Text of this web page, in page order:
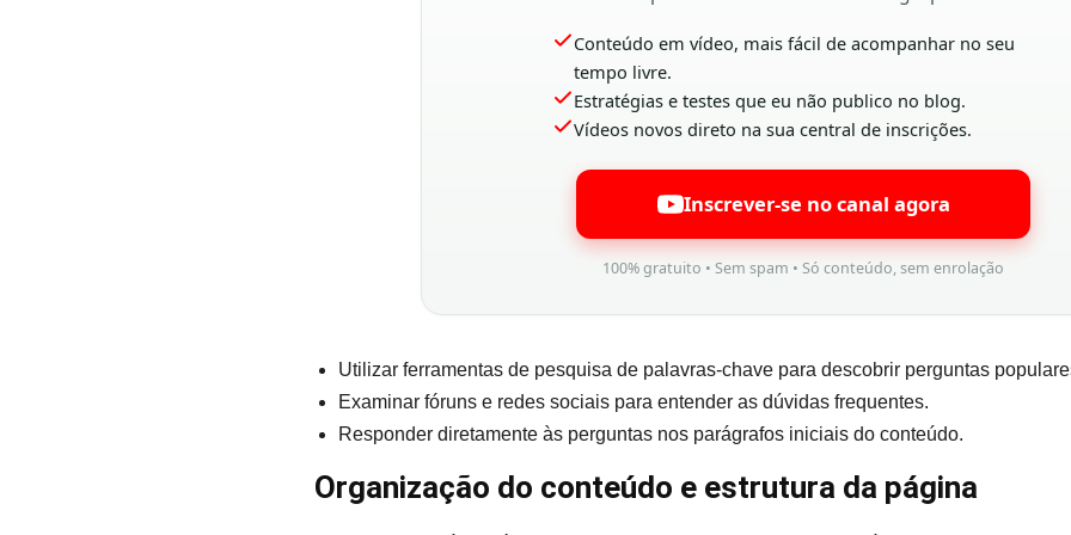
Conteúdo em vídeo, mais fácil de acompanhar no seu
tempo livre.
Estratégias e testes que eu não publico no blog.
Vídeos novos direto na sua central de inscrições.
Inscrever-se no canal agora
100% gratuito • Sem spam • Só conteúdo, sem enrolação
Utilizar ferramentas de pesquisa de palavras-chave para descobrir perguntas
Examinar fóruns e redes sociais para entender as dúvidas frequentes.
Responder diretamente às perguntas nos parágrafos iniciais do conteúdo.
Organização do conteúdo e estrutura da página